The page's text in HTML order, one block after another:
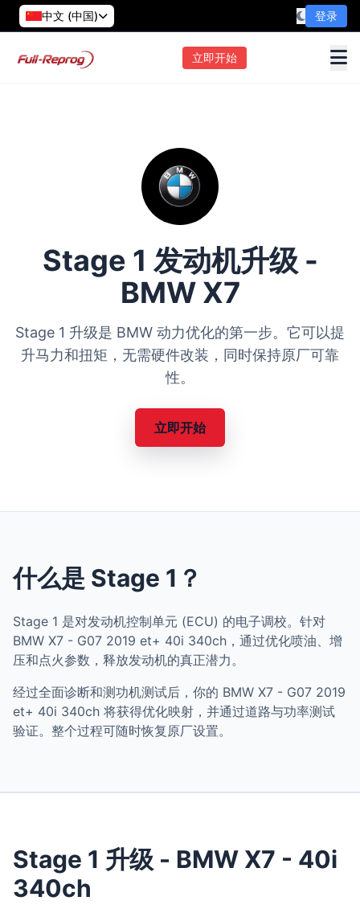
中文 (中国) 登录
立即开始
Stage 1 发动机升级 -
BMW X7
Stage 1 升级是 BMW 动力优化的第一步。它可以提
升马力和扭矩，无需硬件改装，同时保持原厂可靠
性。
立即开始
什么是 Stage 1？
Stage 1 是对发动机控制单元 (ECU) 的电子调校。针对
BMW X7 - G07 2019 et+ 40i 340ch，通过优化喷油、增
压和点火参数，释放发动机的真正潜力。
经过全面诊断和测功机测试后，你的 BMW X7 - G07 2019
et+ 40i 340ch 将获得优化映射，并通过道路与功率测试
验证。整个过程可随时恢复原厂设置。
Stage 1 升级 - BMW X7 - 40i
340ch